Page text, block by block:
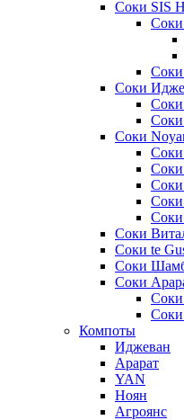
Соки SIS
Соки
Соки
Соки
Соки
Соки
Соки
Соки
Соки te
Соки
Соки
Соки
Компоты
Иджеван
Арарат
YAN
Ноян
Агроянс